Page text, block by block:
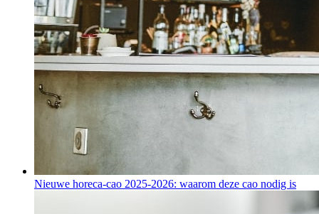
Nieuwe horeca-cao 2025-2026: waarom deze cao nodig is